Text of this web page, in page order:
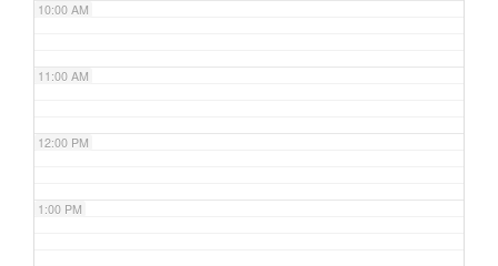
10:00 AM
11:00 AM
12:00 PM
1:00 PM